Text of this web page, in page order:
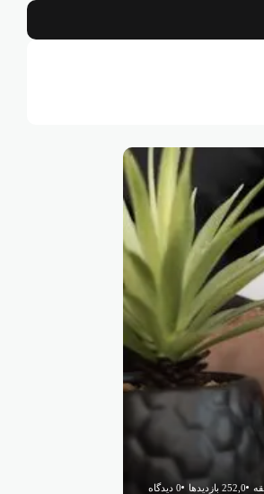
252,0 بازدیدها 0 دیدگاه